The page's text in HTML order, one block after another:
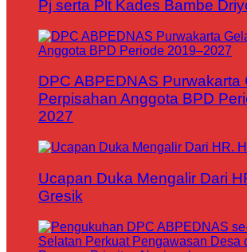
Pj serta Plt Kades Bambe
DPC ABPEDNAS Purwakarta
Perpisahan Anggota BPD
2027
Ucapan Duka Mengalir Dari
Gresik